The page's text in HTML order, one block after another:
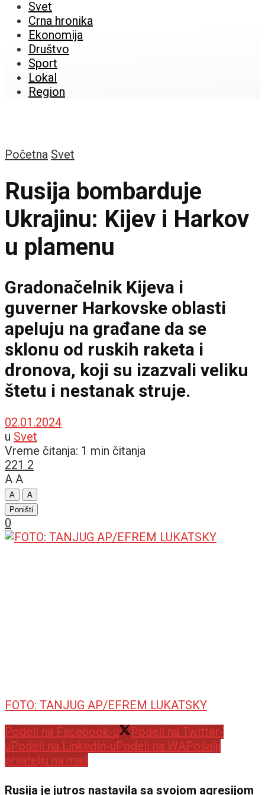
Svet
Crna hronika
Ekonomija
Društvo
Sport
Lokal
Region
Početna Svet
Rusija bombarduje
Ukrajinu: Kijev i Harkov
u plamenu
Gradonačelnik Kijeva i
guverner Harkovske oblasti
apeluju na građane da se
sklonu od ruskih raketa i
dronova, koji su izazvali veliku
štetu i nestanak struje.
02.01.2024
u Svet
Vreme čitanja: 1 min čitanja
221 2
A A
A
A
Poništi
0
FOTO: TANJUG AP/EFREM LUKATSKY
Podeli na Facebook-u
Podeli na Twitter-
uPodeli na LinkedIn-uPodeli na WAPošalji
prijatelju na mail
Rusija je jutros nastavila sa svojom agresijom